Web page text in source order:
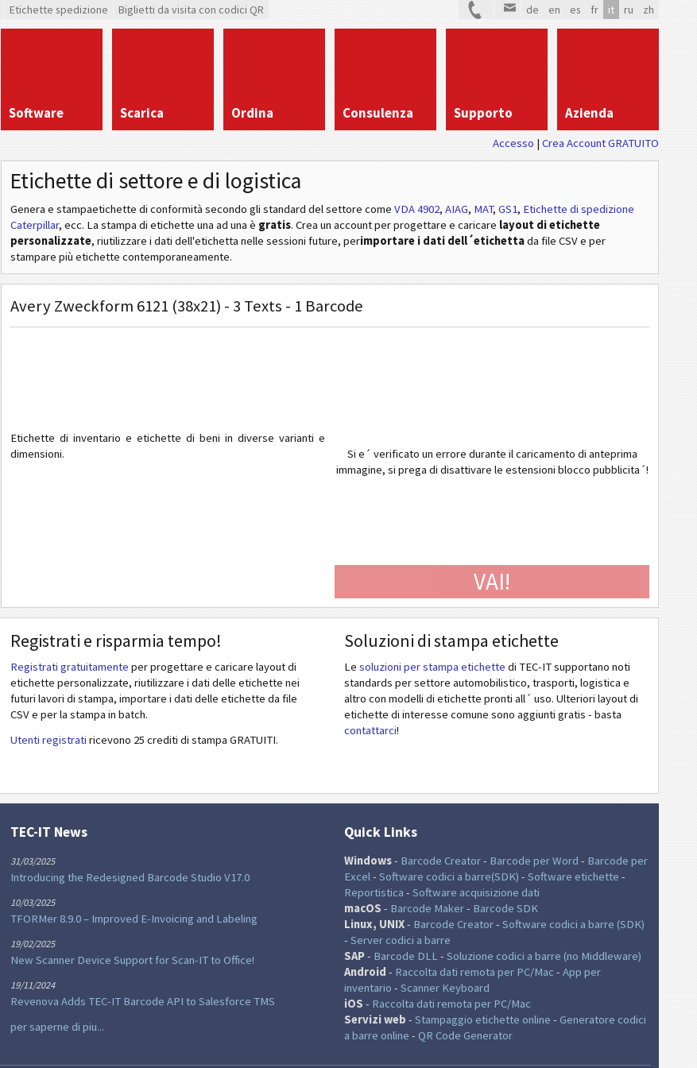
Etichette spedizione Biglietti da visita con codici QR de en es fr it ru zh
Software Scarica Ordina Consulenza Supporto Azienda
Accesso Crea Account GRATUITO
Etichette di settore e di logistica
Genera e stampaetichette di conformità secondo gli standard del settore come VDA 4902, AIAG, MAT, GS1, Etichette di spedizione
Caterpillar, ecc. La stampa di etichette una ad una è gratis. Crea un account per progettare e caricare layout di etichette
personalizzate, riutilizzare i dati dell'etichetta nelle sessioni future, perimportare i dati dell´etichettada file CSV e per
stampare più etichette contemporaneamente.
Avery Zweckform 6121 (38x21) - 3 Texts - 1 Barcode
Etichette di inventario e etichette di beni in diverse varianti e
dimensioni.
Si e´ verificato un errore durante il caricamento di anteprima
immagine, si prega di disattivare le estensioni blocco pubblicita´!
VAI!
Registrati e risparmia tempo!
Registrati gratuitamente per progettare e caricare layout di
etichette personalizzate, riutilizzare i dati delle etichette nei
futuri lavori di stampa, importare i dati delle etichette da file
CSV e per la stampa in batch.
Utenti registrati ricevono 25 crediti di stampa GRATUITI.
Soluzioni di stampa etichette
Le soluzioni per stampa etichette di TEC-IT supportano noti
standards per settore automobilistico, trasporti, logistica e
altro con modelli di etichette pronti all´ uso. Ulteriori layout di
etichette di interesse comune sono aggiunti gratis - basta
contattarci!
TEC-IT News
31/03/2025
Introducing the Redesigned Barcode Studio V17.0
10/03/2025
TFORMer 8.9.0 – Improved E-Invoicing and Labeling
19/02/2025
New Scanner Device Support for Scan-IT to Office!
19/11/2024
Revenova Adds TEC-IT Barcode API to Salesforce TMS
per saperne di piu...
Quick Links
Windows- Barcode Creator- Barcode per Word - Barcode per
Excel- Software codici a barre(SDK) - Software etichette -
Reportistica - Software acquisizione dati
macOS - Barcode Maker- Barcode SDK
Linux, UNIX- Barcode Creator- Software codici a barre (SDK)
- Server codici a barre
SAP- Barcode DLL- Soluzione codici a barre (no Middleware)
Android - Raccolta dati remota per PC/Mac - App per
inventario - Scanner Keyboard
iOS - Raccolta dati remota per PC/Mac
Servizi web - Stampaggio etichette online - Generatore codici
a barre online - QR Code Generator